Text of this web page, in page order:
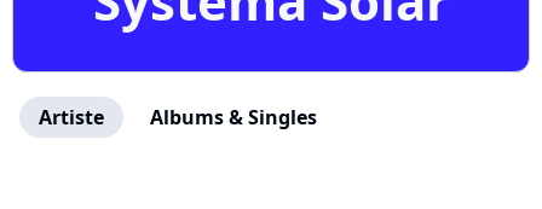
Artiste Albums & Singles